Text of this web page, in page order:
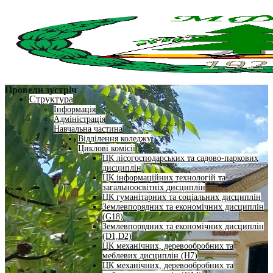
Структура
Інформація
Адміністрація
Навчальна частина
Відділення коледжу
Циклові комісії
ЦК лісогосподарських та садово-паркових
дисциплін
ЦК інформаційних технологій та
загальноосвітніх дисциплін
ЦК гуманітарних та соціальних дисциплін
Землевпорядних та економічних дисциплін
(G18)
Землевпорядних та економічних дисциплін
(D1,D2)
ЦК механічних, деревообробних та
меблевих дисциплін (H7)
ЦК механічних, деревообробних та
Провели зустріч